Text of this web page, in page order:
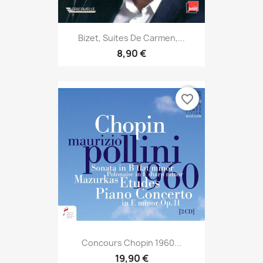
Bizet, Suites De Carmen,...
8,90 €
Concours Chopin 1960...
19,90 €
favorite_border